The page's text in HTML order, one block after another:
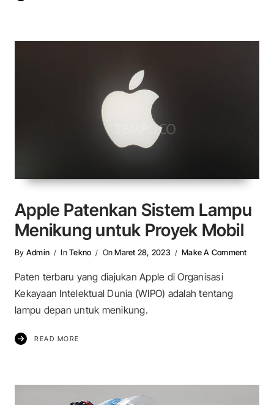
Apple Patenkan Sistem Lampu
Menikung untuk Proyek Mobil
By Admin InTekno OnMaret 28, 2023 Make A CommentOn
Paten terbaru yang diajukan Apple di Organisasi
Kekayaan Intelektual Dunia (WIPO) adalah tentang
lampu depan untuk menikung.
READ MORE